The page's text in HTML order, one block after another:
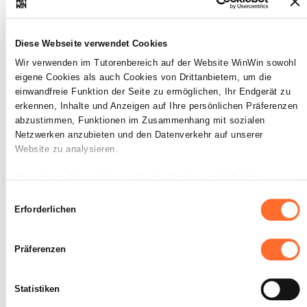
Diese Webseite verwendet Cookies
Wir verwenden im Tutorenbereich auf der Website WinWin sowohl
eigene Cookies als auch Cookies von Drittanbietern, um die
einwandfreie Funktion der Seite zu ermöglichen, Ihr Endgerät zu
erkennen, Inhalte und Anzeigen auf Ihre persönlichen Präferenzen
abzustimmen, Funktionen im Zusammenhang mit sozialen
Netzwerken anzubieten und den Datenverkehr auf unserer
Website zu analysieren.
sind Cookies, die für die Funktion der Website unbedingt
erforderlich sind. Eine Beschreibung der verschiedenen Cookies
bestimmte Funktionen (z. B. Abspielen von Videos, Teilen von
Inhalten in sozialen Netzwerken, Speichern von bevorzugten
Erforderlichen
Präferenzen
Statistiken
Er entnimmt der Aufgabenstellung die
richtigen Informationen, um den
Artikeln neue Lagerplätze
zuzuordnen.
Er erstellt eine schriftliche Planung der
Vorgehensweise und berücksichtigt
dabei die Vorgaben.